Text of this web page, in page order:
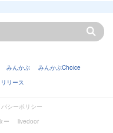
みんかぶ
みんかぶChoice
リース
シーポリシー
ー
livedoor